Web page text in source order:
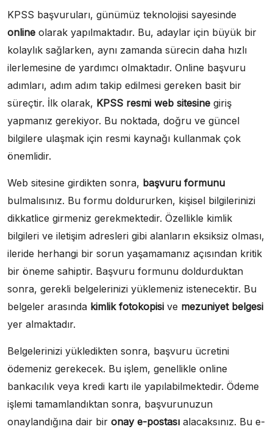
KPSS başvuruları, günümüz teknolojisi sayesinde
online olarak yapılmaktadır. Bu, adaylar için büyük bir
kolaylık sağlarken, aynı zamanda sürecin daha hızlı
ilerlemesine de yardımcı olmaktadır. Online başvuru
adımları, adım adım takip edilmesi gereken basit bir
süreçtir. İlk olarak, KPSS resmi web sitesine giriş
yapmanız gerekiyor. Bu noktada, doğru ve güncel
bilgilere ulaşmak için resmi kaynağı kullanmak çok
önemlidir.
Web sitesine girdikten sonra, başvuru formunu
bulmalısınız. Bu formu doldururken, kişisel bilgilerinizi
dikkatlice girmeniz gerekmektedir. Özellikle kimlik
bilgileri ve iletişim adresleri gibi alanların eksiksiz olması,
ileride herhangi bir sorun yaşamamanız açısından kritik
bir öneme sahiptir. Başvuru formunu doldurduktan
sonra, gerekli belgelerinizi yüklemeniz istenecektir. Bu
belgeler arasında kimlik fotokopisi ve mezuniyet belgesi
yer almaktadır.
Belgelerinizi yükledikten sonra, başvuru ücretini
ödemeniz gerekecek. Bu işlem, genellikle online
bankacılık veya kredi kartı ile yapılabilmektedir. Ödeme
işlemi tamamlandıktan sonra, başvurunuzun
onaylandığına dair bir onay e-postası alacaksınız. Bu e-